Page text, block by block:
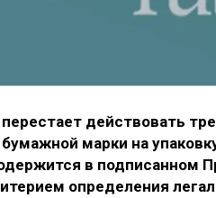
действовать
марки на
в подписанном
определения